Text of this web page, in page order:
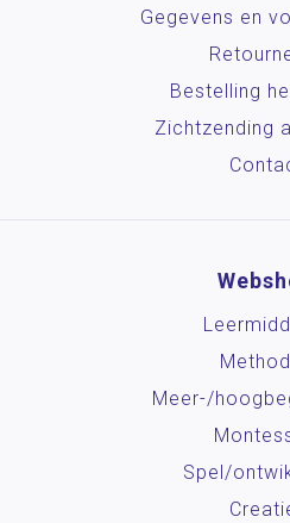
Gegevens en
Bestelling
Zichtzending
Meer-/
Spel/